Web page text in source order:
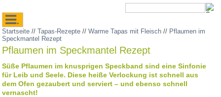
.
Startseite //Tapas-Rezepte //Warme Tapas mit Fleisch // Pflaumen im
Speckmantel Rezept
Pflaumen im Speckmantel Rezept
Süße Pflaumen im knusprigen Speckband sind eine Sinfonie
für Leib und Seele. Diese heiße Verlockung ist schnell aus
dem Ofen gezaubert und serviert – und ebenso schnell
vernascht!